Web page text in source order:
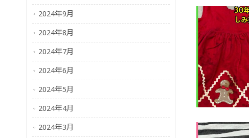
2024年9月
2024年8月
2024年7月
2024年6月
2024年5月
2024年4月
2024年3月